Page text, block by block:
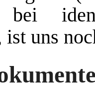
uns